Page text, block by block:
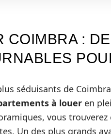
COIMBRA :
séduisants de
à louer en
vous
Un des plus grands